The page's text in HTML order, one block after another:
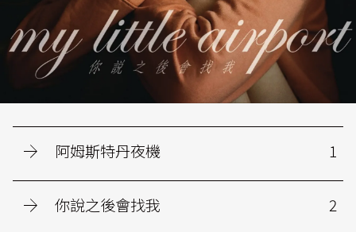
阿姆斯特丹夜機 1
你說之後會找我 2